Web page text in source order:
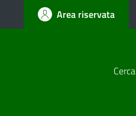
Area riservata
Cerca